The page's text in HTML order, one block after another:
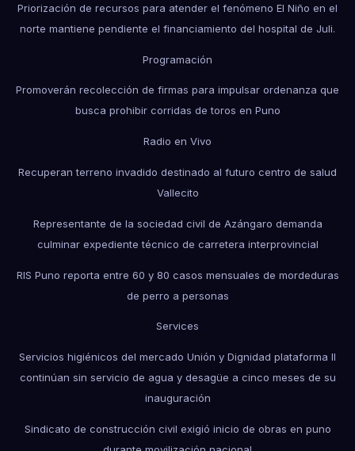
Priorización de recursos para atender el fenómeno El Niño en el
norte mantiene pendiente el financiamiento del hospital de Juli.
Programación
Promoverán recolección de firmas para impulsar ordenanza que
busca prohibir corridas de toros en Puno
Radio en Vivo
Recuperan terreno invadido destinado al futuro centro de salud
Vallecito
Representante de la sociedad civil de Azángaro demanda
culminar expediente técnico de carretera interprovincial
RIS Puno reporta entre 60 y 80 casos mensuales de mordeduras
de perro a personas
Services
Servicios higiénicos del mercado Unión y Dignidad plataforma II
continúan sin servicio de agua y desagüe a cinco meses de su
inauguración
Sindicato de construcción civil exigió inicio de obras en puno